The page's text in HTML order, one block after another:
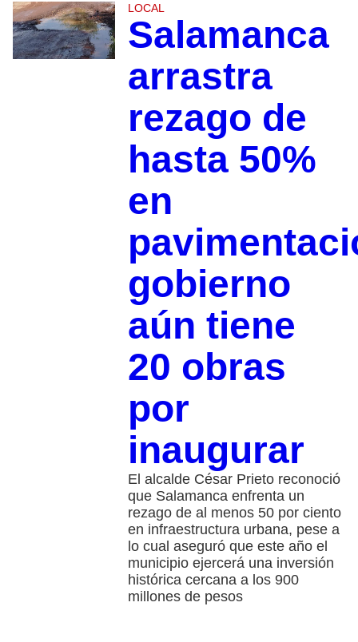
LOCAL
Salamanca
arrastra
rezago de
hasta 50%
en
gobierno
aún tiene
20 obras
por
inaugurar
El alcalde César Prieto reconoció
que Salamanca enfrenta un
rezago de al menos 50 por ciento
en infraestructura urbana, pese a
lo cual aseguró que este año el
municipio ejercerá una inversión
histórica cercana a los 900
millones de pesos